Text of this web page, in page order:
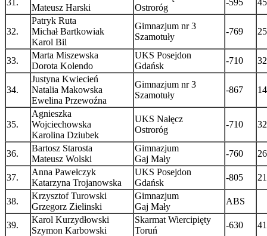
31.
Mateusz Harski
Ostroróg
-595
32.
Patryk Ruta
Michał Bartkowiak
Karol Bil
Gimnazjum nr 3
Szamotuły
-769
33.
Marta Miszewska
Dorota Kolendo
UKS Posejdon
Gdańsk
-710
34.
Justyna Kwiecień
Natalia Makowska
Ewelina Przewoźna
Gimnazjum nr 3
Szamotuły
-867
35.
Agnieszka
Wojciechowska
Karolina Dziubek
UKS Nałęcz
Ostroróg
-710
36.
Bartosz Starosta
Mateusz Wolski
Gimnazjum
Gaj Mały
-760
37.
Anna Pawełczyk
Katarzyna Trojanowska
UKS Posejdon
Gdańsk
-805
38.
Krzysztof Turowski
Grzegorz Zielinski
Gimnazjum
Gaj Mały
ABS
39.
Karol Kurzydłowski
Szymon Karbowski
Skarmat Wiercipięty
Toruń
-630